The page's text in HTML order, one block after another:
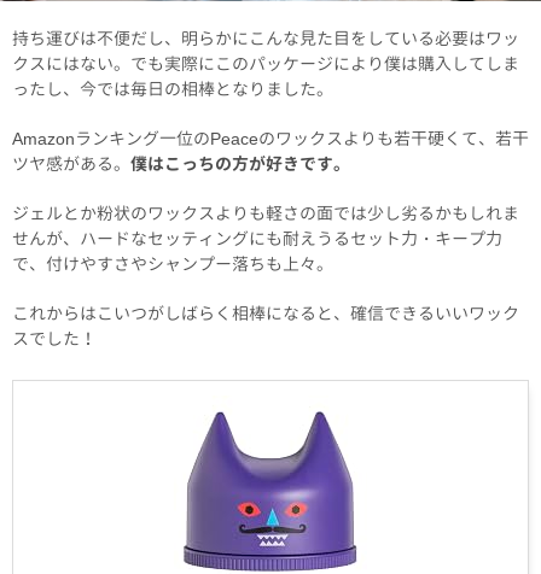
持ち運びは不便だし、明らかにこんな見た目をしている必要はワッ
クスにはない。でも実際にこのパッケージにより僕は購入してしま
ったし、今では毎日の相棒となりました。
Amazonランキング一位のPeaceのワックスよりも若干硬くて、若干
ツヤ感がある。 僕はこっちの方が好きです。
ジェルとか粉状のワックスよりも軽さの面では少し劣るかもしれま
せんが、ハードなセッティングにも耐えうるセット力・キープ力
で、付けやすさやシャンプー落ちも上々。
これからはこいつがしばらく相棒になると、確信できるいいワック
スでした！